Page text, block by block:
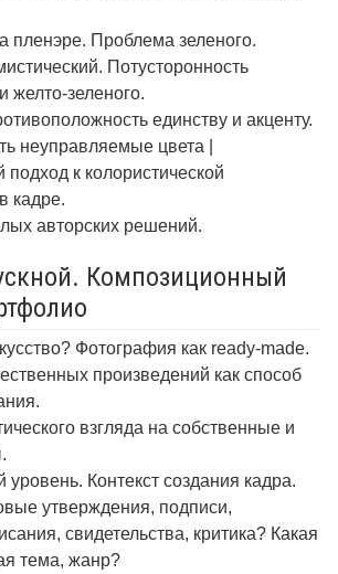
пленэре. Проблема зеленого.
Потусторонность
желто-зеленого.
единству и акценту.
неуправляемые цвета |
к колористической
кадре.
авторских решений.
Композиционный
Фотография как ready-made.
произведений как способ
взгляда на собственные и
уровень. Контекст создания кадра.
утверждения, подписи,
свидетельства, критика? Какая
тема, жанр?